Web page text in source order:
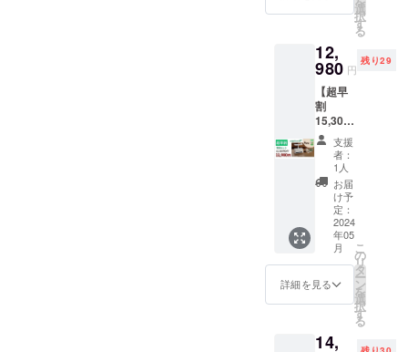
料込み
の価格
【セッ
ト内
容】本
体、ベ
ジポッ
ト×12
個、ハ
イポ
ネック
ス微粉
肥料
（120
ｇ）×１
選
択
す
る
12,
980 円
残り29
【超早
割
15,300
円
OFF】
特別
セット
ベジ
ホー
ム 基
本セッ
トｘ１
オプ
ション
セット×
１ ※ リ
価格は
支援
者：
1人
お届
け予
定：
2024
年05
月
詳細を見る
こ
の
リ
タ
ー
ン
を
選
択
す
る
14,